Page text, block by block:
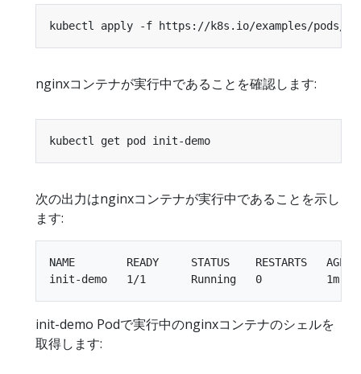
nginxコンテナが実行中であることを確認します:
次の出力はnginxコンテナが実行中であることを示し
ます:
NAME        READY     STATUS    RESTARTS   AGE
init-demo Podで実行中のnginxコンテナのシェルを
取得します: